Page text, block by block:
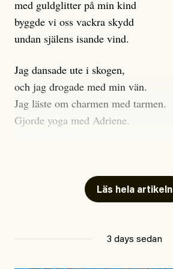
med guldglitter på min kind
byggde vi oss vackra skydd
undan själens isande vind.
Jag dansade ute i skogen,
och jag drogade med min vän.
Jag läste om charmen med tarmen.
Gjorde yoga med Adriene.
Jag gick djupt ner i mitt trauma.
Undersökte min anknytning
Att vara ekonomiskt beroende
Läs hela artikeln
3 days sedan